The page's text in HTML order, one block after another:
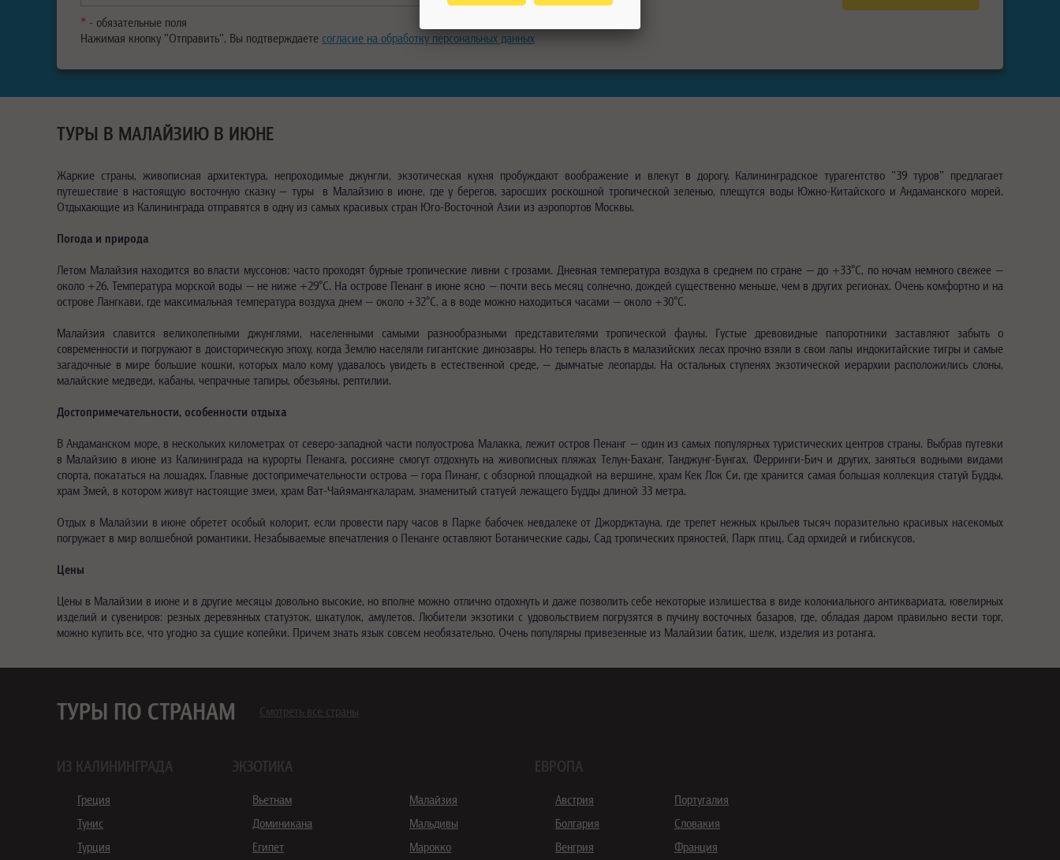
* - обязательные поля
Нажимая кнопку "Отправить", Вы подтверждаете согласие на обработку персональных данных
ТУРЫ В МАЛАЙЗИЮ В ИЮНЕ
Жаркие страны, живописная архитектура, непроходимые джунгли, экзотическая кухня пробуждают воображение и влекут в дорогу. Калининградское турагентство "39 туров" предлагает
путешествие в настоящую восточную сказку — туры в Малайзию в июне, где у берегов, заросших роскошной тропической зеленью, плещутся воды Южно-Китайского и Андаманского морей.
Отдыхающие из Калининграда отправятся в одну из самых красивых стран Юго-Восточной Азии из аэропортов Москвы.
Погода и природа
Летом Малайзия находится во власти муссонов: часто проходят бурные тропические ливни с грозами. Дневная температура воздуха в среднем по стране — до +33°C, по ночам немного свежее —
около +26. Температура морской воды — не ниже +29°C. На острове Пенанг в июне ясно — почти весь месяц солнечно, дождей существенно меньше, чем в других регионах. Очень комфортно и на
острове Лангкави, где максимальная температура воздуха днем — около +32°C, а в воде можно находиться часами — около +30°C.
Малайзия славится великолепными джунглями, населенными самыми разнообразными представителями тропической фауны. Густые древовидные папоротники заставляют забыть о
современности и погружают в доисторическую эпоху, когда Землю населяли гигантские динозавры. Но теперь власть в малазийских лесах прочно взяли в свои лапы индокитайские тигры и самые
загадочные в мире большие кошки, которых мало кому удавалось увидеть в естественной среде, — дымчатые леопарды. На остальных ступенях экзотической иерархии расположились слоны,
малайские медведи, кабаны, чепрачные тапиры, обезьяны, рептилии.
Достопримечательности, особенности отдыха
В Андаманском море, в нескольких километрах от северо-западной части полуострова Малакка, лежит остров Пенанг — один из самых популярных туристических центров страны. Выбрав путевки
в Малайзию в июне из Калининграда на курорты Пенанга, россияне смогут отдохнуть на живописных пляжах Телун-Баханг, Танджунг-Бунгах, Ферринги-Бич и других, заняться водными видами
спорта, покататься на лошадях. Главные достопримечательности острова — гора Пинанг, с обзорной площадкой на вершине, храм Кек Лок Си, где хранится самая большая коллекция статуй Будды,
храм Змей, в котором живут настоящие змеи, храм Ват-Чайямангкаларам, знаменитый статуей лежащего Будды длиной 33 метра.
Отдых в Малайзии в июне обретет особый колорит, если провести пару часов в Парке бабочек невдалеке от Джорджтауна, где трепет нежных крыльев тысяч поразительно красивых насекомых
погружает в мир волшебной романтики. Незабываемые впечатления о Пенанге оставляют Ботанические сады, Сад тропических пряностей, Парк птиц, Сад орхидей и гибискусов.
Цены
Цены в Малайзии в июне и в другие месяцы довольно высокие, но вполне можно отлично отдохнуть и даже позволить себе некоторые излишества в виде колониального антиквариата, ювелирных
изделий и сувениров: резных деревянных статуэток, шкатулок, амулетов. Любители экзотики с удовольствием погрузятся в пучину восточных базаров, где, обладая даром правильно вести торг,
можно купить все, что угодно за сущие копейки. Причем знать язык совсем необязательно. Очень популярны привезенные из Малайзии батик, шелк, изделия из ротанга.
ТУРЫ ПО СТРАНАМ Смотреть все страны
ИЗ КАЛИНИНГРАДА
Греция
Тунис
Турция
ЭКЗОТИКА
Вьетнам
Доминикана
Египет
Малайзия
Мальдивы
Марокко
ЕВРОПА
Австрия
Болгария
Венгрия
Португалия
Словакия
Франция